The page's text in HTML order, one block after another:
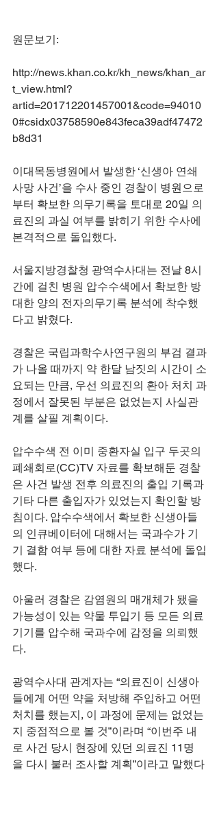
원문보기:
http://news.khan.co.kr/kh_news/khan_ar
t_view.html?
artid=201712201457001&code=94010
0#csidx03758590e843feca39adf47472
b8d31
이대목동병원에서 발생한 ‘신생아 연쇄
사망 사건’을 수사 중인 경찰이 병원으로
부터 확보한 의무기록을 토대로 20일 의
료진의 과실 여부를 밝히기 위한 수사에
본격적으로 돌입했다.
서울지방경찰청 광역수사대는 전날 8시
간에 걸친 병원 압수수색에서 확보한 방
대한 양의 전자의무기록 분석에 착수했
다고 밝혔다.
경찰은 국립과학수사연구원의 부검 결과
가 나올 때까지 약 한달 남짓의 시간이 소
요되는 만큼, 우선 의료진의 환아 처치 과
정에서 잘못된 부분은 없었는지 사실관
계를 살필 계획이다.
압수수색 전 이미 중환자실 입구 두곳의
폐쇄회로(CC)TV 자료를 확보해둔 경찰
은 사건 발생 전후 의료진의 출입 기록과
기타 다른 출입자가 있었는지 확인할 방
침이다. 압수수색에서 확보한 신생아들
의 인큐베이터에 대해서는 국과수가 기
기 결함 여부 등에 대한 자료 분석에 돌입
했다.
아울러 경찰은 감염원의 매개체가 됐을
가능성이 있는 약물 투입기 등 모든 의료
기기를 압수해 국과수에 감정을 의뢰했
다.
광역수사대 관계자는 “의료진이 신생아
들에게 어떤 약을 처방해 주입하고 어떤
처치를 했는지, 이 과정에 문제는 없었는
지 중점적으로 볼 것”이라며 “이번주 내
로 사건 당시 현장에 있던 의료진 11명
을 다시 불러 조사할 계획”이라고 말했다